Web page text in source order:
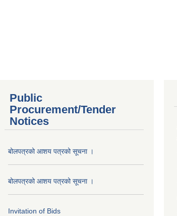
Public
Procurement/Tender
Notices
बोलपत्रको आशय पत्रको सूचना ।
बोलपत्रको आशय पत्रको सूचना ।
Invitation of Bids